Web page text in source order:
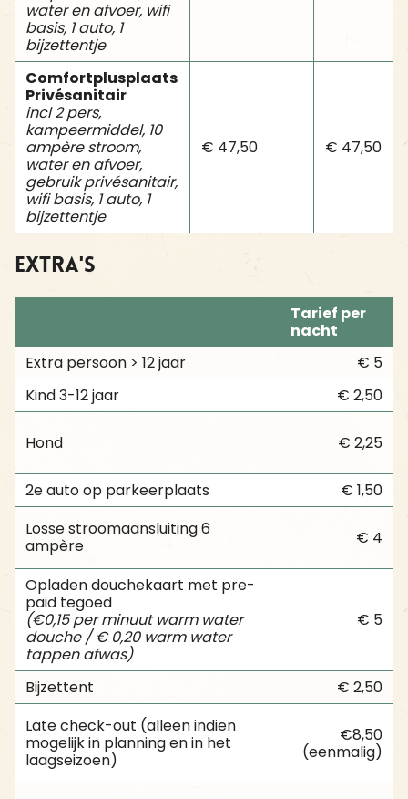
water en afvoer, wifi
basis, 1 auto, 1
bijzettentje
Comfortplusplaats
Privésanitair
incl 2 pers,
kampeermiddel, 10
ampère stroom,
water en afvoer,
gebruik privésanitair,
wifi basis, 1 auto, 1
bijzettentje
€ 47,50 € 47,50
Extra's
Tarief per
nacht
Extra persoon > 12 jaar
€ 5
Kind 3-12 jaar
€ 2,50
Hond € 2,25
2e auto op parkeerplaats
€ 1,50
Losse stroomaansluiting 6
ampère
€ 4
Opladen douchekaart met pre-
paid tegoed
(€0,15 per minuut warm water
douche / € 0,20 warm water
tappen afwas)
€ 5
Bijzettent
€ 2,50
Late check-out (alleen indien
mogelijk in planning en in het
laagseizoen)
€8,50
(eenmalig)